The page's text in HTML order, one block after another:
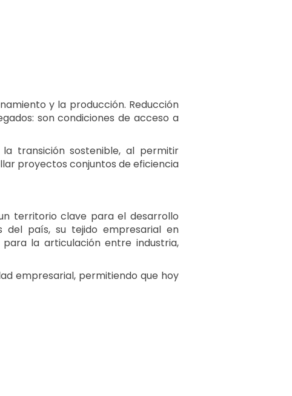
y la producción. Reducción
son condiciones de acceso a
transición sostenible, al permitir
proyectos conjuntos de eficiencia
territorio clave para el desarrollo
del país, su tejido empresarial en
la articulación entre industria,
empresarial, permitiendo que hoy